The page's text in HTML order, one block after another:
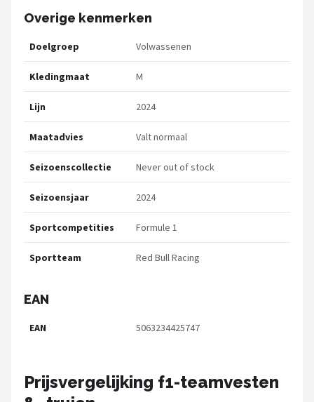
Overige kenmerken
Doelgroep Volwassenen
Kledingmaat M
Lijn 2024
Maatadvies Valt normaal
Seizoenscollectie Never out of stock
Seizoensjaar 2024
Sportcompetities Formule 1
Sportteam Red Bull Racing
EAN
EAN 5063234425747
Prijsvergelijking f1-teamvesten